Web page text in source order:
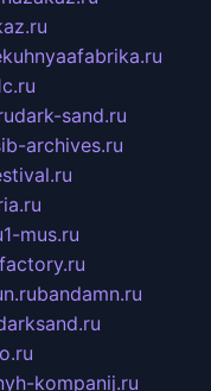
dark-sand.ru
archives.ru
1-mus.ru
bandamn.ru
kompanij.ru